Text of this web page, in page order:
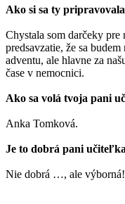
Ako si sa ty
Chystala som darčeky
predsavzatie, že sa
adventu, ale hlavne za
čase v nemocnici.
Ako sa volá tvoja pani
Anka Tomková.
Je to dobrá pani
Nie dobrá …, ale výborná!